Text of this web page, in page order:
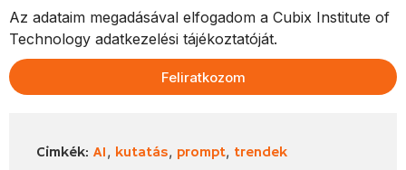
Az adataim megadásával elfogadom a Cubix Institute of
Technology adatkezelési tájékoztatóját.
Feliratkozom
Cimkék: AI, kutatás, prompt, trendek